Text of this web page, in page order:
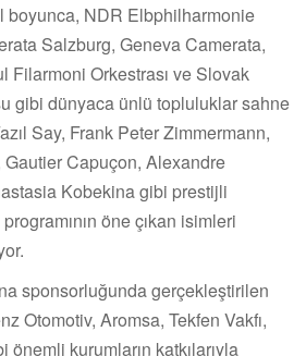
boyunca, NDR Elbphilharmonie
Salzburg, Geneva Camerata,
Filarmoni Orkestrası ve Slovak
gibi dünyaca ünlü topluluklar sahne
Say, Frank Peter Zimmermann,
Gautier Capuçon, Alexandre
Kobekina gibi prestijli
öne çıkan isimleri
sponsorluğunda gerçekleştirilen
Otomotiv, Aromsa, Tekfen Vakfı,
önemli kurumların katkılarıyla